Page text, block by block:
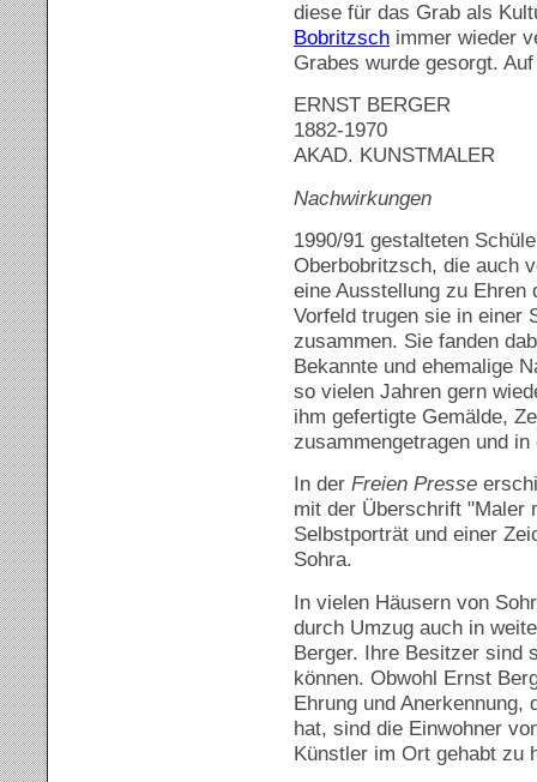
diese für das Grab als
Bobritzsch immer wieder
Grabes wurde gesorgt.
ERNST BERGER
1882-1970
AKAD. KUNSTMALER
Nachwirkungen
1990/91 gestalteten
Oberbobritzsch, die auch
eine Ausstellung zu
Vorfeld trugen sie in einer
zusammen. Sie fanden
Bekannte und ehemalige
so vielen Jahren gern
ihm gefertigte Gemälde,
zusammengetragen und
In der Freien Presse
mit der Überschrift "Maler
Selbstporträt und einer
Sohra.
In vielen Häusern von
durch Umzug auch in
Berger. Ihre Besitzer sind
können. Obwohl Ernst
Ehrung und
hat, sind die Einwohner
Künstler im Ort gehabt zu